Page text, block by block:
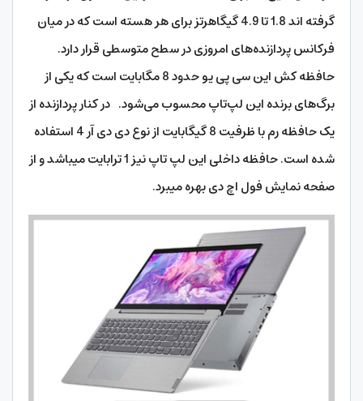
گرفته اند 1.8 تا 4.9 گیگاهرتز برای هر هسته است که در میان
فرکانس پردازنده‌های امروزی در سطح متوسطی قرار دارد.
حافظه کش این سی پی یو حدود 8 مگابایت است که یکی از
برگ‌های برنده این لپ‌تاپ محسوب می‌شود. در کنار پردازنده از
یک حافظه رم با ظرفیت 8 گیگابایت از نوع دی دی آر 4 استفاده
شده است. حافظه داخلی این لپ تاپ نیز 1 ترابایت میباشد و از
صفحه نمایش فول اچ دی بهره میبرد.